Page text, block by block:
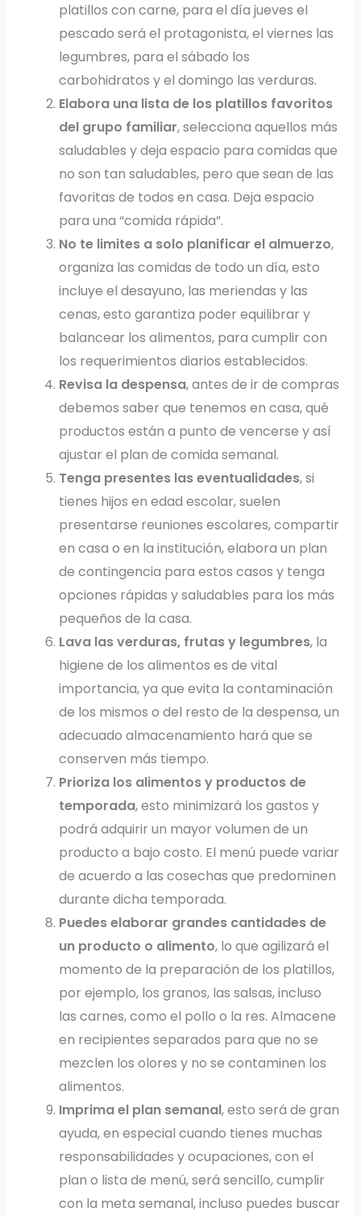
platillos con carne, para el día jueves el
pescado será el protagonista, el viernes las
legumbres, para el sábado los
carbohidratos y el domingo las verduras.
Elabora una lista de los platillos favoritos
del grupo familiar, selecciona aquellos más
saludables y deja espacio para comidas que
no son tan saludables, pero que sean de las
favoritas de todos en casa. Deja espacio
para una “comida rápida”.
No te limites a solo planificar el almuerzo,
organiza las comidas de todo un día, esto
incluye el desayuno, las meriendas y las
cenas, esto garantiza poder equilibrar y
balancear los alimentos, para cumplir con
los requerimientos diarios establecidos.
Revisa la despensa, antes de ir de compras
debemos saber que tenemos en casa, qué
productos están a punto de vencerse y así
ajustar el plan de comida semanal.
Tenga presentes las eventualidades, si
tienes hijos en edad escolar, suelen
presentarse reuniones escolares, compartir
en casa o en la institución, elabora un plan
de contingencia para estos casos y tenga
opciones rápidas y saludables para los más
pequeños de la casa.
Lava las verduras, frutas y legumbres, la
higiene de los alimentos es de vital
importancia, ya que evita la contaminación
de los mismos o del resto de la despensa, un
adecuado almacenamiento hará que se
conserven más tiempo.
Prioriza los alimentos y productos de
temporada, esto minimizará los gastos y
podrá adquirir un mayor volumen de un
producto a bajo costo. El menú puede variar
de acuerdo a las cosechas que predominen
durante dicha temporada.
Puedes elaborar grandes cantidades de
un producto o alimento, lo que agilizará el
momento de la preparación de los platillos,
por ejemplo, los granos, las salsas, incluso
las carnes, como el pollo o la res. Almacene
en recipientes separados para que no se
mezclen los olores y no se contaminen los
alimentos.
Imprima el plan semanal, esto será de gran
ayuda, en especial cuando tienes muchas
responsabilidades y ocupaciones, con el
plan o lista de menú, será sencillo, cumplir
con la meta semanal, incluso puedes buscar